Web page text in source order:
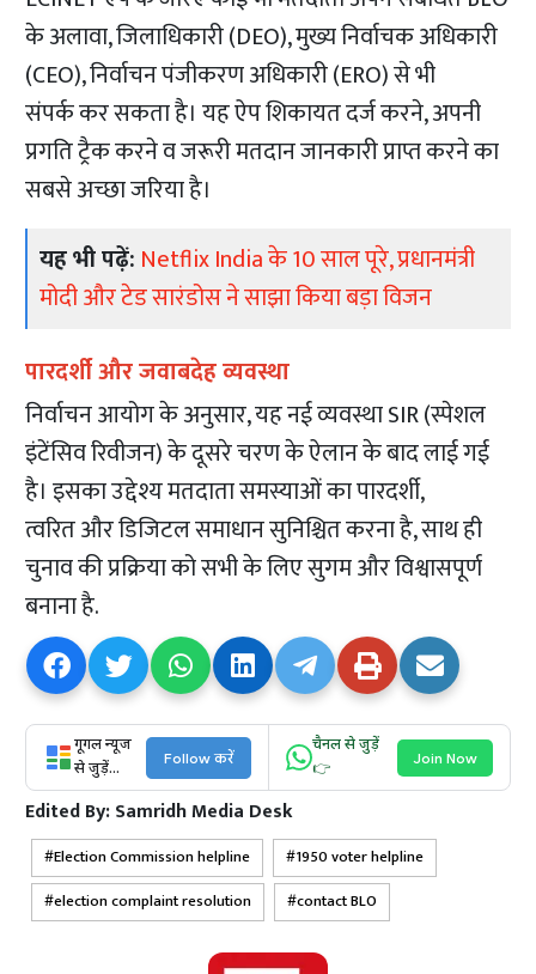
के अलावा, जिलाधिकारी (DEO), मुख्य निर्वाचक अधिकारी
(CEO), निर्वाचन पंजीकरण अधिकारी (ERO) से भी
संपर्क कर सकता है। यह ऐप शिकायत दर्ज करने, अपनी
प्रगति ट्रैक करने व जरूरी मतदान जानकारी प्राप्त करने का
सबसे अच्छा जरिया है।
यह भी पढ़ें: Netflix India के 10 साल पूरे, प्रधानमंत्री
मोदी और टेड सारंडोस ने साझा किया बड़ा विजन
पारदर्शी और जवाबदेह व्यवस्था
निर्वाचन आयोग के अनुसार, यह नई व्यवस्था SIR (स्पेशल
इंटेंसिव रिवीजन) के दूसरे चरण के ऐलान के बाद लाई गई
है। इसका उद्देश्य मतदाता समस्याओं का पारदर्शी,
त्वरित और डिजिटल समाधान सुनिश्चित करना है, साथ ही
चुनाव की प्रक्रिया को सभी के लिए सुगम और विश्वासपूर्ण
बनाना है.
गूगल न्यूज
से जुड़ें...
Follow करें
चैनल से जुड़ें
👉
Join Now
Edited By:Samridh Media Desk
Election Commission helpline
1950 voter helpline
election complaint resolution
contact BLO